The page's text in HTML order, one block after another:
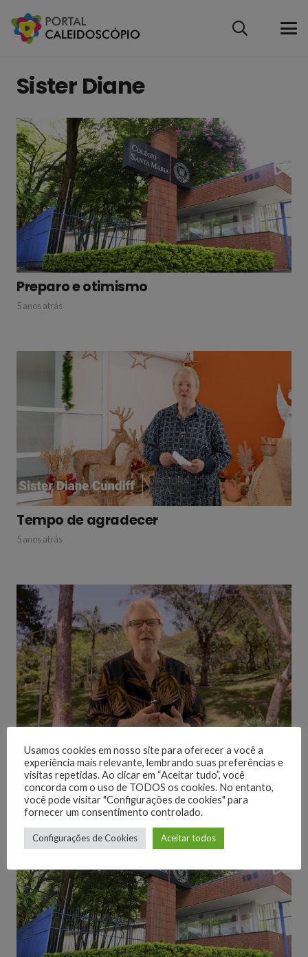
Sister Diane
Preparo e otimismo
5 anos atrás
Tempo de agradecer
5 anos atrás
É hora de planejar 2022!
5 anos atrás
Usamos cookies em nosso site para oferecer a você a
experiência mais relevante, lembrando suas preferências e
visitas repetidas. Ao clicar em “Aceitar tudo”, você
concorda com o uso de TODOS os cookies. No entanto,
você pode visitar "Configurações de cookies" para
fornecer um consentimento controlado.
Configurações de Cookies Aceitar todos